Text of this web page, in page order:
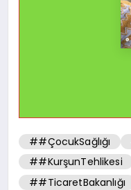
##ÇocukSağlığı
##KurşunTehlikesi
##TicaretBakanlığı